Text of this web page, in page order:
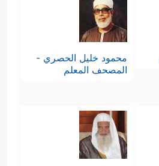
محمود خليل الحصري -
المصحف المعلم